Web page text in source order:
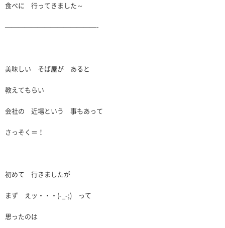
食べに 行ってきました～
——————————————-
美味しい そば屋が あると
教えてもらい
会社の 近場という 事もあって
さっそく＝！
初めて 行きましたが
まず えッ・・・(-_-;) って
思ったのは